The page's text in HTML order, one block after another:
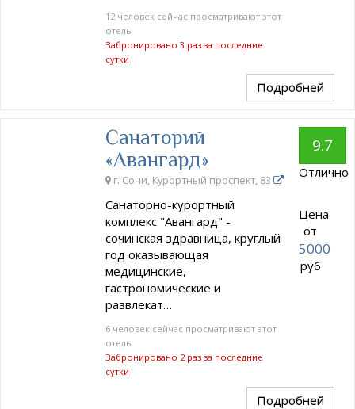
12 человек сейчас просматривают этот
отель
Забронировано 3 раз за последние
сутки
Подробней
Санаторий
«Авангард»
г. Сочи, Курортный проспект, 83
Санаторно-курортный
комплекс "Авангард" -
сочинская здравница, круглый
год оказывающая
медицинские,
гастрономические и
развлекат…
6 человек сейчас просматривают этот
отель
Забронировано 2 раз за последние
сутки
9.7
Отлично
Цена
от
5000
руб
Подробней